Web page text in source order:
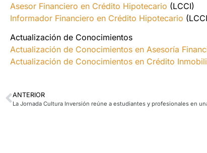
Asesor Financiero en Crédito Hipotecario (LCCI)
Informador Financiero en Crédito Hipotecario
Actualización de Conocimientos
Actualización de Conocimientos en Asesoría
Actualización de Conocimientos en Crédito
ANTERIOR